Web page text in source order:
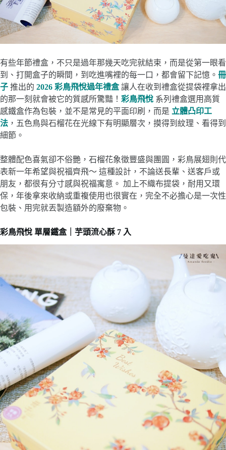
有些年節禮盒，不只是過年那幾天吃完就結束，而是從第一眼看
到、打開盒子的瞬間，到吃進嘴裡的每一口，都會留下記憶。 冊
子 推出的 2026 彩鳥飛悅過年禮盒讓人在收到禮盒從提袋裡拿出
的那一刻就會被它的質感所驚豔！ 彩鳥飛悅 系列禮盒選用高質
感鐵盒作為包裝，並不是常見的平面印刷，而是 立體凸印工
法 ，五色鳥與石榴花在光線下有明顯層次，摸得到紋理、看得到
細節。
整體配色喜氣卻不俗艷，石榴花象徵豐盛與團圓，彩鳥展翅則代
表新一年希望與祝福齊飛～ 這種設計，不論送長輩、送客戶或
朋友，都很有分寸感與祝福寓意。 加上不織布提袋，耐用又環
保，年後拿來收納或重複使用也很實在，完全不必擔心是一次性
包裝、用完就丟製造額外的廢棄物。
彩鳥飛悅 單層鐵盒｜芋頭流心酥 7 入